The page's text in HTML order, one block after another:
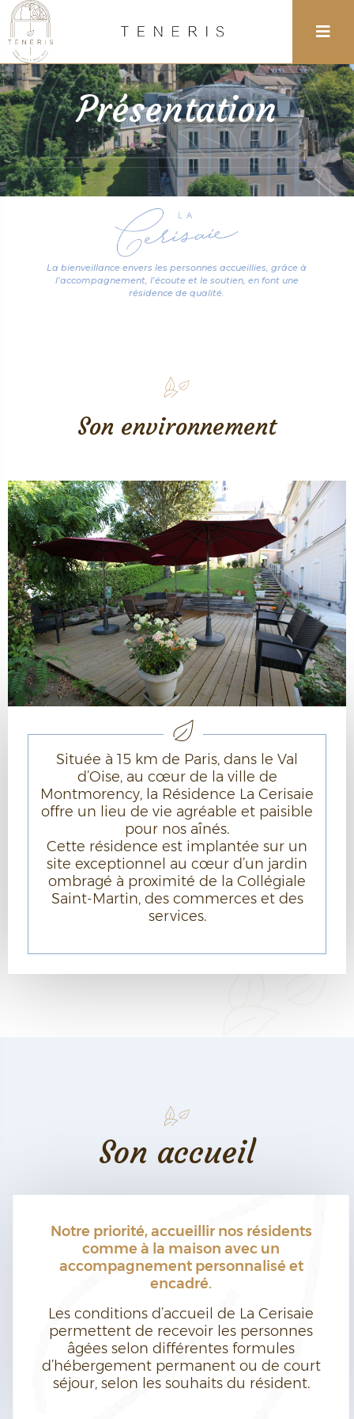
Présentation
La bienveillance envers les personnes accueillies, grâce à
l’accompagnement, l’écoute et le soutien, en font une
résidence de qualité.
Son environnement
Située à 15 km de Paris, dans le Val
d’Oise, au cœur de la ville de
Montmorency, la Résidence La Cerisaie
offre un lieu de vie agréable et paisible
pour nos aînés.
Cette résidence est implantée sur un
site exceptionnel au cœur d’un jardin
ombragé à proximité de la Collégiale
Saint-Martin, des commerces et des
services.
Son accueil
Notre priorité, accueillir nos résidents
comme à la maison avec un
accompagnement personnalisé et
encadré.
Les conditions d’accueil de La Cerisaie
permettent de recevoir les personnes
âgées selon différentes formules
d’hébergement permanent ou de court
séjour, selon les souhaits du résident.